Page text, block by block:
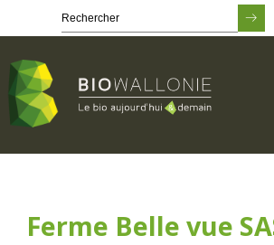
principalFerme Belle vue